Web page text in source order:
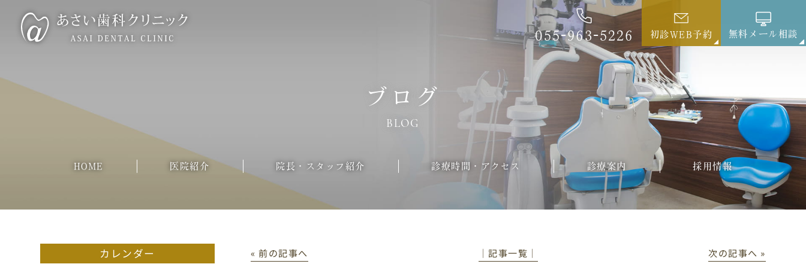
055-963-5226 初診WEB予約 無料メール相談
ブログ
BLOG
HOME 医院紹介 院長・スタッフ紹介 診療時間・アクセス 診療案内 採用情報
« 前の記事へ │記事一覧│ 次の記事へ »
カレンダー